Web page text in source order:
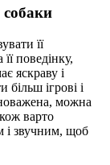
її
поведінку,
яскраву і
ігрові і
можна
варто
і звучним, щоб